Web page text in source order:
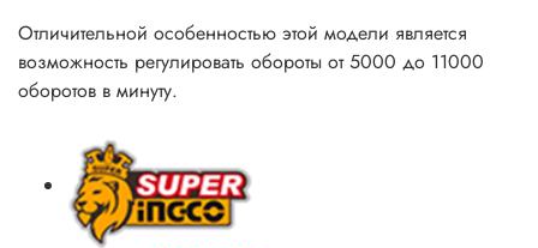
Отличительной особенностью этой модели является
возможность регулировать обороты от 5000 до 11000
оборотов в минуту.